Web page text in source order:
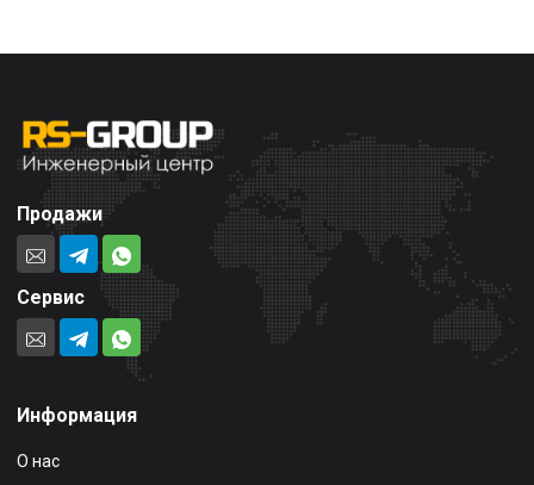
Продажи
Сервис
Информация
О нас